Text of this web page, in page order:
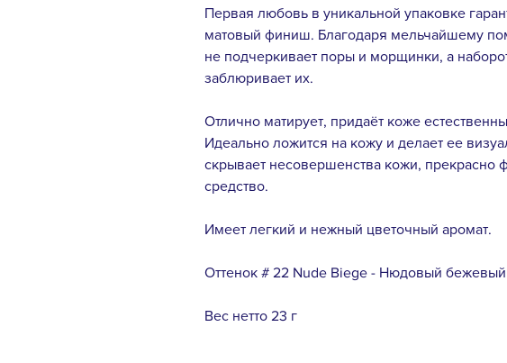
Первая любовь в уникальной упаковке
матовый финиш. Благодаря мельчайшему
не подчеркивает поры и морщинки, а
заблюривает их.
Отлично матирует, придаёт коже
Идеально ложится на кожу и делает ее
скрывает несовершенства кожи, прекрасно
средство.
Имеет легкий и нежный цветочный аромат.
Оттенок # 22 Nude Biege - Нюдовый бежевый
Вес нетто 23 г